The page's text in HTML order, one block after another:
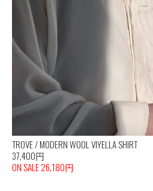
TROVE / MODERN WOOL VIYELLA SHIRT
37,400円
ON SALE 26,180円